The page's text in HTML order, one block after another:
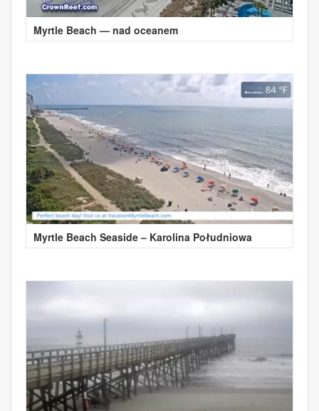
Myrtle Beach — nad oceanem
Myrtle Beach Seaside – Karolina Południowa